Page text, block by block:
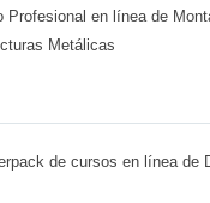
Profesional en línea de
Metálicas
de cursos en línea de